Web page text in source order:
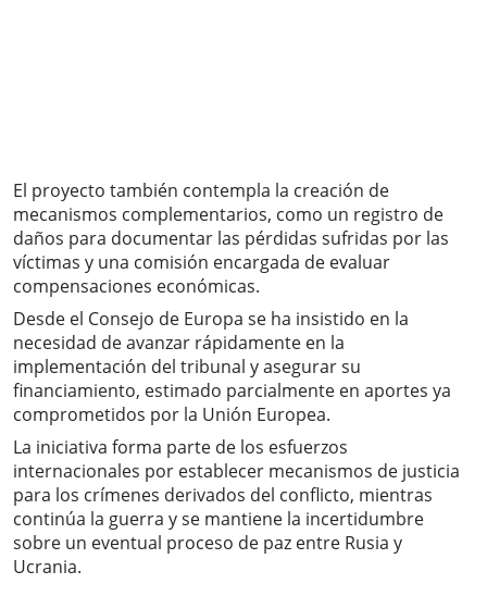
El proyecto también contempla la creación de
mecanismos complementarios, como un registro de
daños para documentar las pérdidas sufridas por las
víctimas y una comisión encargada de evaluar
compensaciones económicas.
Desde el Consejo de Europa se ha insistido en la
necesidad de avanzar rápidamente en la
implementación del tribunal y asegurar su
financiamiento, estimado parcialmente en aportes ya
comprometidos por la Unión Europea.
La iniciativa forma parte de los esfuerzos
internacionales por establecer mecanismos de justicia
para los crímenes derivados del conflicto, mientras
continúa la guerra y se mantiene la incertidumbre
sobre un eventual proceso de paz entre Rusia y
Ucrania.